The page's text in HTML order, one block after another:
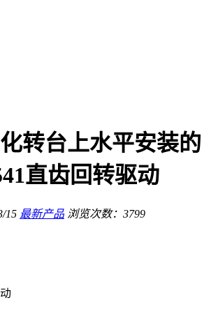
转台上水平安装的
直齿回转驱动
15 最新产品 浏览次数：3799